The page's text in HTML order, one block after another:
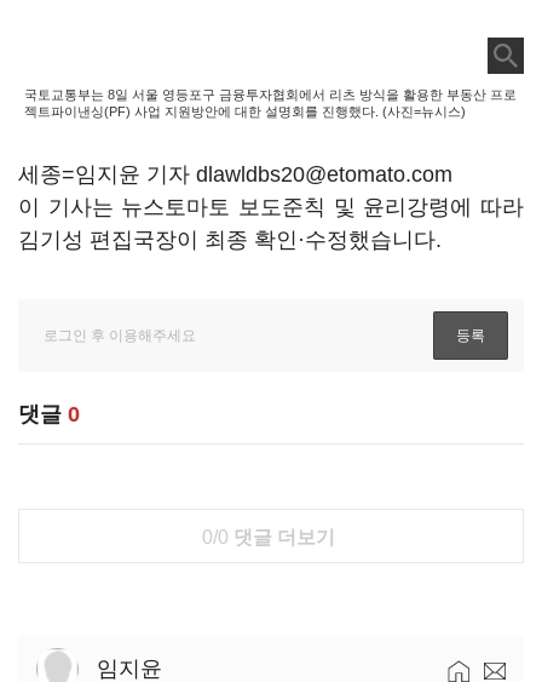
국토교통부는 8일 서울 영등포구 금융투자협회에서 리츠 방식을 활용한 부동산 프로
젝트파이낸싱(PF) 사업 지원방안에 대한 설명회를 진행했다. (사진=뉴시스)
세종=임지윤 기자 dlawldbs20@etomato.com
이 기사는 뉴스토마토 보도준칙 및 윤리강령에 따라
김기성 편집국장이 최종 확인·수정했습니다.
댓글 0
0/0 댓글 더보기
임지윤